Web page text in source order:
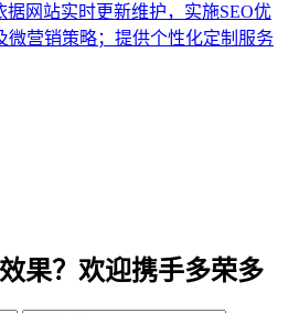
网站实时更新维护，实施SEO优
微营销策略；提供个性化定制服务
果？欢迎携手多荣多